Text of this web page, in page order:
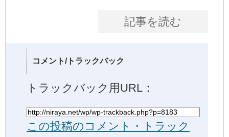
記事を読む
コメント/トラックバック
トラックバック用URL：
この投稿のコメント・トラック